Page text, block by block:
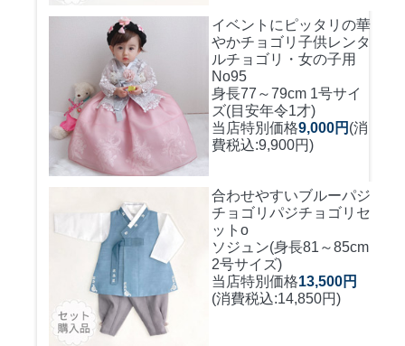
イベントにピッタリの華
やかチョゴリ 子供レンタ
ルチョゴリ・女の子用
No95
身長77～79cm 1号サイ
ズ(目安年令1才)
当店特別価格9,000円 (消
費税込:9,900円)
合わせやすいブルーパジ
チョゴリ パジチョゴリセ
ットo
ソジュン(身長81～85cm
2号サイズ)
当店特別価格13,500円
(消費税込:14,850円)